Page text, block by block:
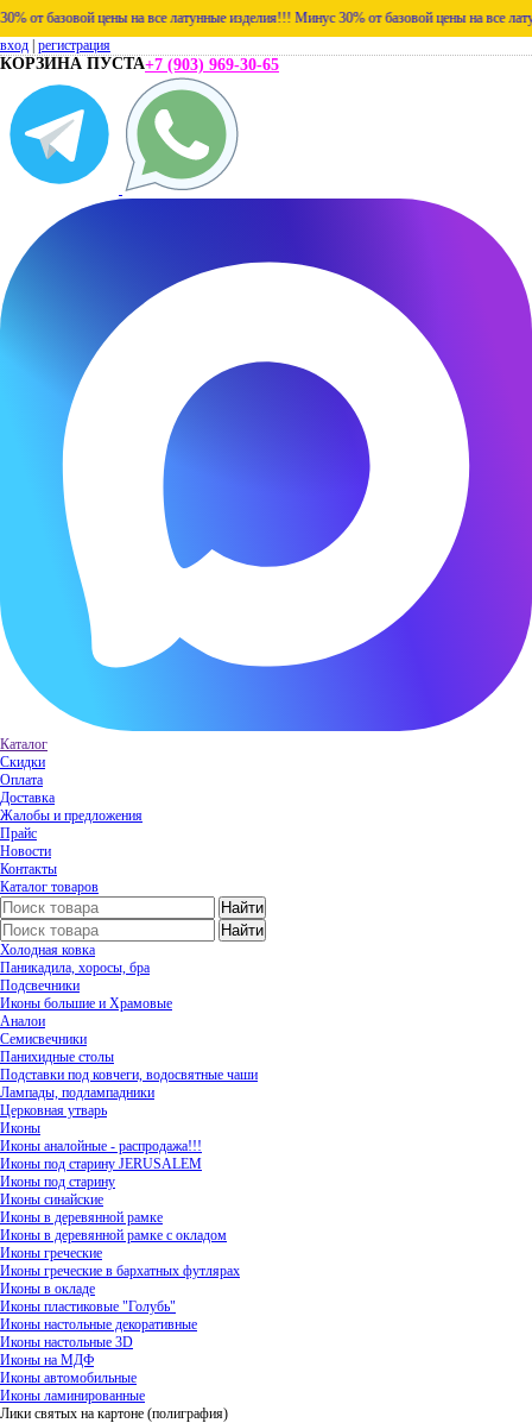
цены на все латунные изделия!!! Минус 30% от базовой цены на все латунные
вход регистрация
КОРЗИНА ПУСТА+7 (903) 969-30-65
Каталог
Скидки
Оплата
Доставка
Жалобы и предложения
Прайс
Новости
Контакты
Каталог товаров
Холодная ковка
Паникадила, хоросы, бра
Подсвечники
Иконы большие и Храмовые
Аналои
Семисвечники
Панихидные столы
Подставки под ковчеги, водосвятные чаши
Лампады, подлампадники
Церковная утварь
Иконы
Иконы аналойные - распродажа!!!
Иконы под старину JERUSALEM
Иконы под старину
Иконы синайские
Иконы в деревянной рамке
Иконы в деревянной рамке с окладом
Иконы греческие
Иконы греческие в бархатных футлярах
Иконы в окладе
Иконы пластиковые "Голубь"
Иконы настольные декоративные
Иконы настольные 3D
Иконы на МДФ
Иконы автомобильные
Иконы ламинированные
Лики святых на картоне (полиграфия)